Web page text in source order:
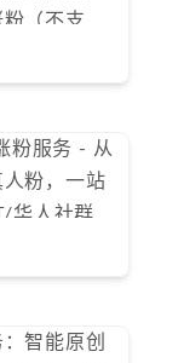
（不支持
粉服务 - 从
粉，一站
华人社群需
试）
智能原创